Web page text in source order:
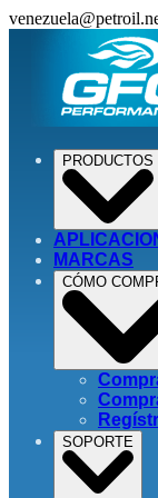
PRODUCTOS
MARCAS
CÓMO
SOPORTE